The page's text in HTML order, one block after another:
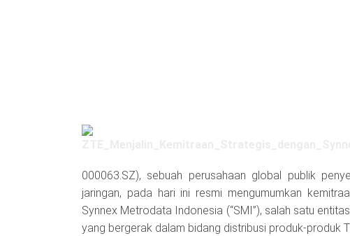
000063.SZ), sebuah perusahaan global publik
jaringan, pada hari ini resmi mengumumkan
Synnex Metrodata Indonesia (“SMI”), salah satu
yang bergerak dalam bidang distribusi produk-produk